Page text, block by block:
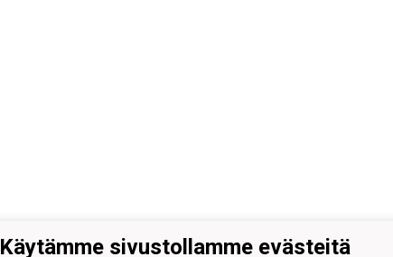
Käytämme sivustollamme evästeitä